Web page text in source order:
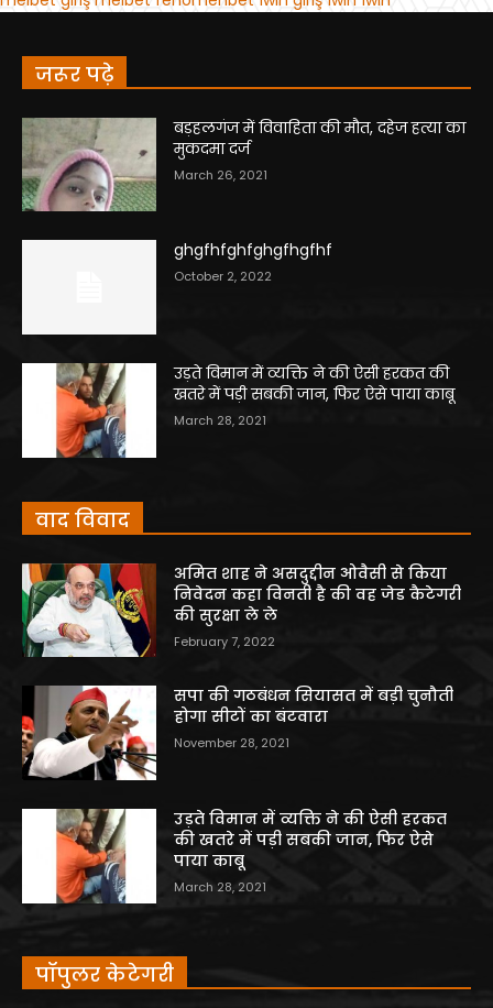
जरूर पढ़े
बड़हलगंज में विवाहिता की मौत, दहेज हत्या का
मुकदमा दर्ज
March 26, 2021
ghgfhfghfghgfhgfhf
October 2, 2022
उड़ते विमान में व्यक्ति ने की ऐसी हरकत की
खतरे में पड़ी सबकी जान, फिर ऐसे पाया काबू
March 28, 2021
वाद विवाद
अमित शाह ने असदुद्दीन ओवैसी से किया
निवेदन कहा विनती है की वह जेड कैटेगरी
की सुरक्षा ले ले
February 7, 2022
सपा की गठबंधन सियासत में बड़ी चुनौती
होगा सीटों का बंटवारा
November 28, 2021
उड़ते विमान में व्यक्ति ने की ऐसी हरकत
की खतरे में पड़ी सबकी जान, फिर ऐसे
पाया काबू
March 28, 2021
पॉपुलर केटेगरी